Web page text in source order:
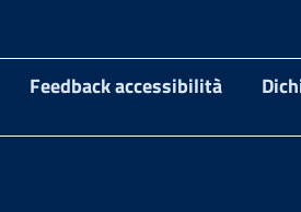
Feedback accessibilità